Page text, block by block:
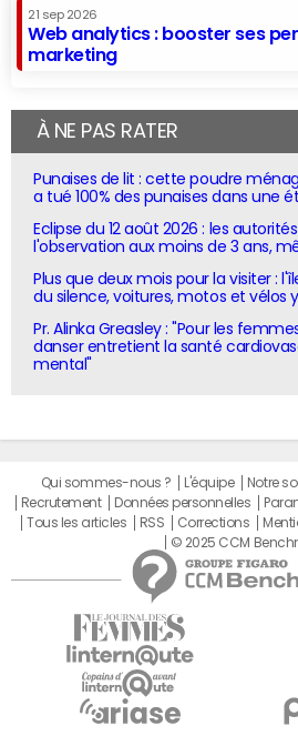
21 sep 2026
Web analytics : booster ses
marketing
À NE PAS RATER
Punaises de lit : cette poudre
a tué 100% des punaises dans une
Eclipse du 12 août 2026 : les
l'observation aux moins de 3 ans,
Plus que deux mois pour la visiter :
du silence, voitures, motos et vélos
Pr. Alinka Greasley : "Pour les
danser entretient la santé
mental"
Qui sommes-nous ? L'équipe Notre
Recrutement
Données personnelles
Tous les articles
RSS Corrections
© 2025 CCM